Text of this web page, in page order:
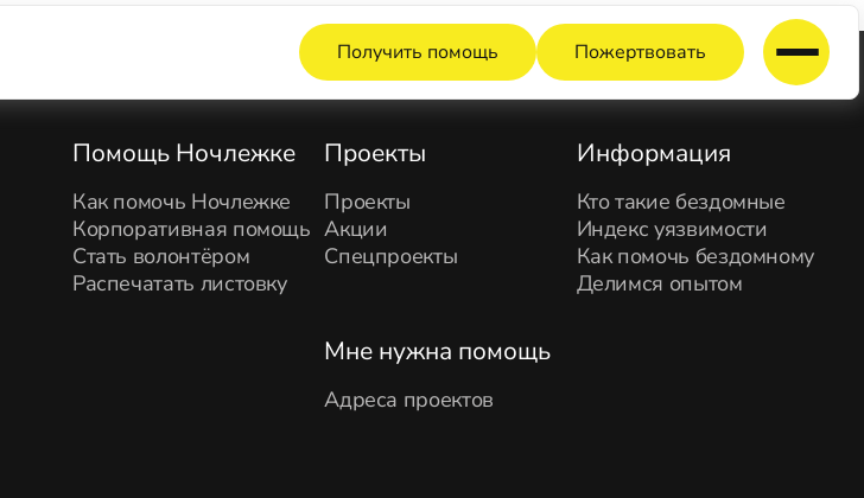
Получить помощь Пожертвовать
Помощь Ночлежке
Как помочь Ночлежке
Корпоративная помощь
Стать волонтёром
Распечатать листовку
Проекты
Проекты
Акции
Спецпроекты
Информация
Кто такие бездомные
Индекс уязвимости
Как помочь бездомному
Делимся опытом
Мне нужна помощь
Адреса проектов